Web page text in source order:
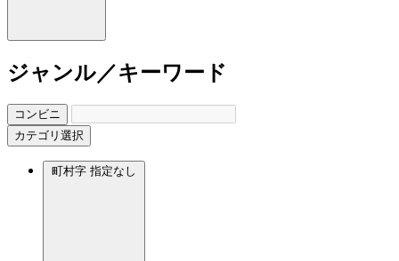
ジャンル／キーワード
コンビニ
カテゴリ選択
町村字 指定なし